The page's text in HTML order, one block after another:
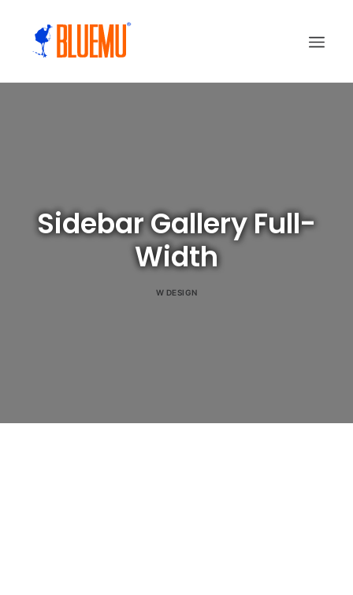
Sidebar Gallery Full-
Width
W DESIGN